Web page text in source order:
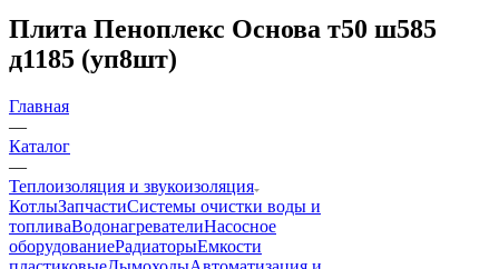
Плита Пеноплекс Основа т50 ш585
д1185 (уп8шт)
Главная
—
Каталог
—
Теплоизоляция и звукоизоляция
КотлыЗапчастиСистемы очистки воды и
топливаВодонагревателиНасосное
оборудованиеРадиаторыЕмкости